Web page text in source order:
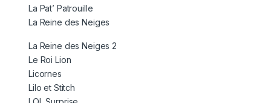
La Pat’ Patrouille
La Reine des Neiges
La Reine des Neiges 2
Le Roi Lion
Licornes
Lilo et Stitch